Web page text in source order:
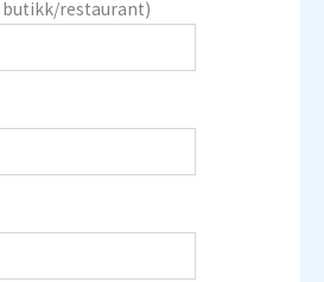
butikk/restaurant)